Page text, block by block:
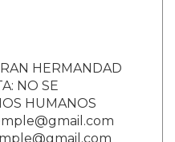
HERMANDAD
NO SE
HUMANOS